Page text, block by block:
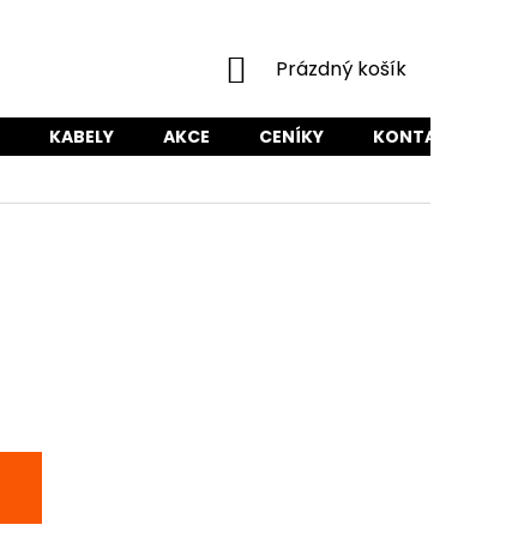
NÁKUPNÍ
Prázdný košík
KABELY AKCE CENÍKY KONTAKTY